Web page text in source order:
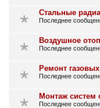
Стальные
Последнее
Воздушное
Последнее
Ремонт
Последнее
Монтаж систем
Последнее